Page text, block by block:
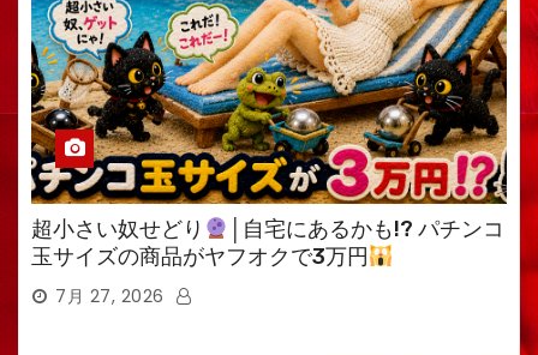
超小さい奴せどり
│自宅にあるかも!? パチンコ
玉サイズの商品がヤフオクで3万円
7月 27, 2026